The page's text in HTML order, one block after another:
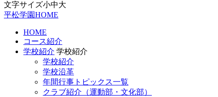
文字サイズ小中大
平松学園HOME
HOME
コース紹介
学校紹介 学校紹介
学校紹介
学校沿革
年間行事トピックス一覧
クラブ紹介（運動部・文化部）